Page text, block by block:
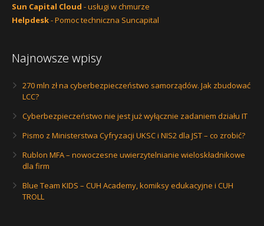
Sun Capital Cloud - usługi w chmurze
Helpdesk- Pomoc techniczna Suncapital
Najnowsze wpisy
270 mln zł na cyberbezpieczeństwo samorządów. Jak zbudować
LCC?
Cyberbezpieczeństwo nie jest już wyłącznie zadaniem działu IT
Pismo z Ministerstwa Cyfryzacji UKSC i NIS2 dla JST – co zrobić?
Rublon MFA – nowoczesne uwierzytelnianie wieloskładnikowe
dla firm
Blue Team KIDS – CUH Academy, komiksy edukacyjne i CUH
TROLL